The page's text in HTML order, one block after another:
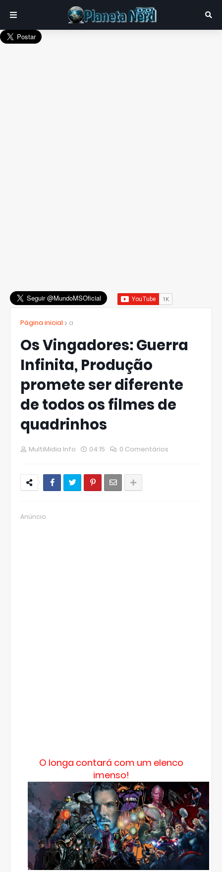
Página inicial a
Os Vingadores: Guerra
Infinita, Produção
promete ser diferente
de todos os filmes de
quadrinhos
MultiMidia Info 04:15 0 Comentários
Anúncio
O longa contará com um elenco
imenso!